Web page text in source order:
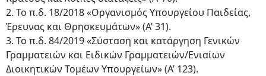
2. Το π.δ. 18/2018 «Οργανισμός Υπουργείου Παιδείας,
Έρευνας και Θρησκευμάτων» (Α’ 31).
3. Το π.δ. 84/2019 «Σύσταση και κατάργηση Γενικών
Γραμματειών και Ειδικών Γραμματειών/Ενιαίων
Διοικητικών Τομέων Υπουργείων» (Α’ 123).